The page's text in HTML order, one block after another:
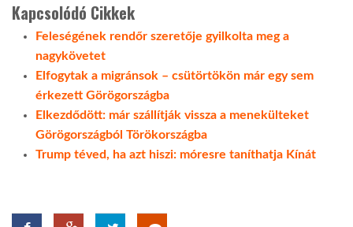
Kapcsolódó Cikkek
Feleségének rendőr szeretője gyilkolta meg a
nagykövetet
Elfogytak a migránsok – csütörtökön már egy sem
érkezett Görögországba
Elkezdődött: már szállítják vissza a menekülteket
Görögországból Törökországba
Trump téved, ha azt hiszi: móresre taníthatja Kínát